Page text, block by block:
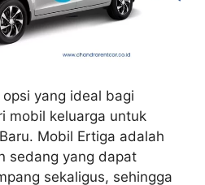
yang ideal bagi
mobil keluarga untuk
Mobil Ertiga adalah
sedang yang dapat
sekaligus, sehingga